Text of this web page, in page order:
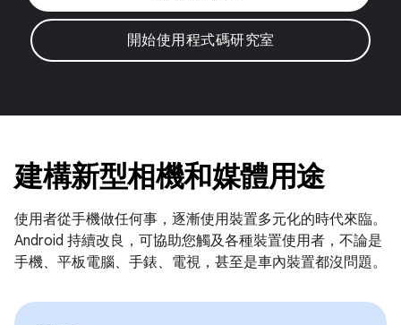
開始使用程式碼研究室
建構新型相機和媒體用途
使用者從手機做任何事，逐漸使用裝置多元化的時代來臨。
Android 持續改良，可協助您觸及各種裝置使用者，不論是
手機、平板電腦、手錶、電視，甚至是車內裝置都沒問題。